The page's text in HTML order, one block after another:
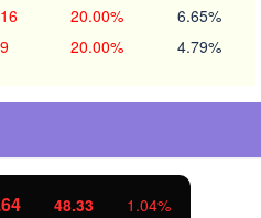
20.00% 6.65%
20.00% 4.79%
48.33 1.04%